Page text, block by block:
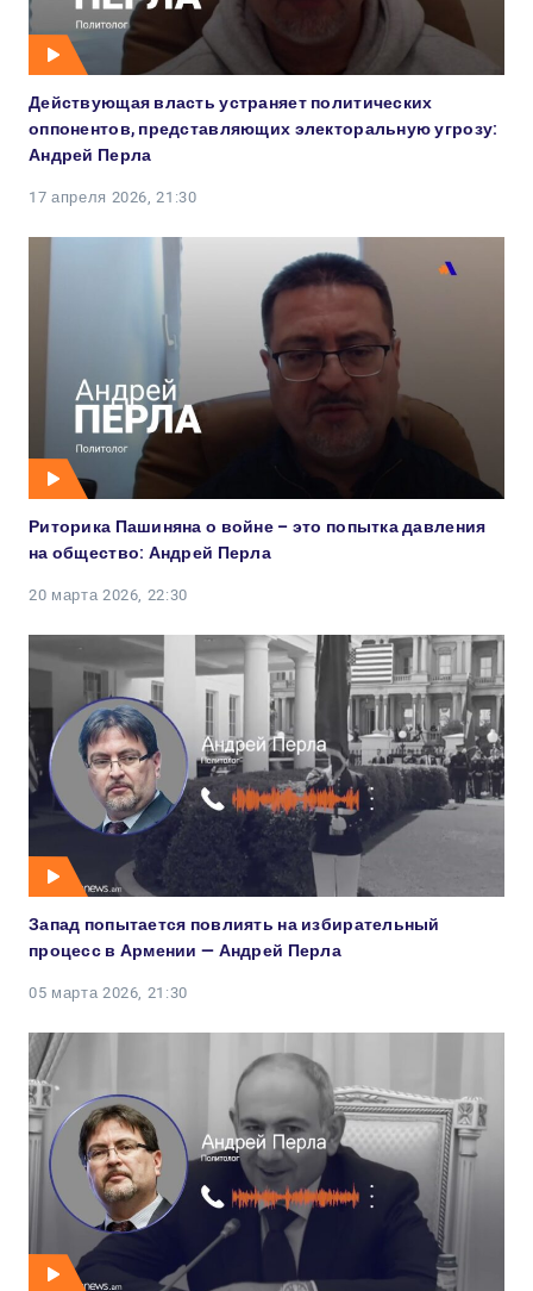
Действующая власть устраняет политических
оппонентов, представляющих электоральную угрозу:
Андрей Перла
17 апреля 2026, 21:30
Риторика Пашиняна о войне – это попытка давления
на общество: Андрей Перла
20 марта 2026, 22:30
Запад попытается повлиять на избирательный
процесс в Армении — Андрей Перла
05 марта 2026, 21:30